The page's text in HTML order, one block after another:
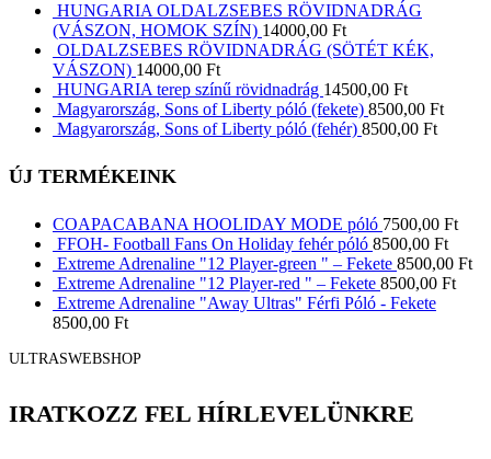
HUNGARIA OLDALZSEBES RÖVIDNADRÁG
(VÁSZON, HOMOK SZÍN) 14000,00 Ft
OLDALZSEBES RÖVIDNADRÁG (SÖTÉT KÉK,
VÁSZON) 14000,00 Ft
HUNGARIA terep színű rövidnadrág 14500,00 Ft
Magyarország, Sons of Liberty póló (fekete) 8500,00 Ft
Magyarország, Sons of Liberty póló (fehér) 8500,00 Ft
ÚJ TERMÉKEINK
COAPACABANA HOOLIDAY MODE póló 7500,00 Ft
FFOH- Football Fans On Holiday fehér póló 8500,00 Ft
Extreme Adrenaline "12 Player-green " – Fekete 8500,00 Ft
Extreme Adrenaline "12 Player-red " – Fekete 8500,00 Ft
Extreme Adrenaline "Away Ultras" Férfi Póló - Fekete
8500,00 Ft
ULTRASWEBSHOP
IRATKOZZ FEL HÍRLEVELÜNKRE